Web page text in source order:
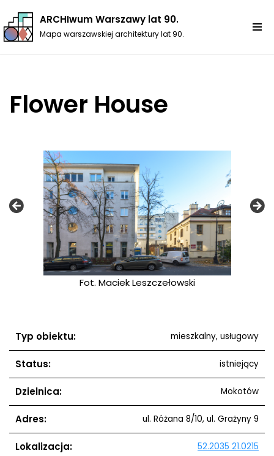
Przejdź
ARCHIwum Warszawy lat 90.
Mapa warszawskiej architektury lat 90.
Flower House
Fot. Maciek Leszczełowski
Typ obiektu: mieszkalny, usługowy
Status: istniejący
Dzielnica: Mokotów
Adres: ul. Różana 8/10, ul. Grażyny 9
Lokalizacja: 52.2035 21.0215